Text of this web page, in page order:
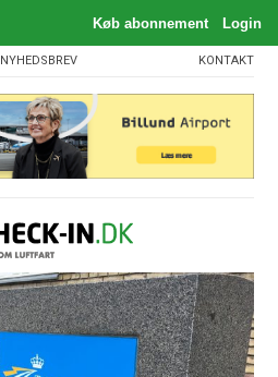
NYHEDSBREV KONTAKT